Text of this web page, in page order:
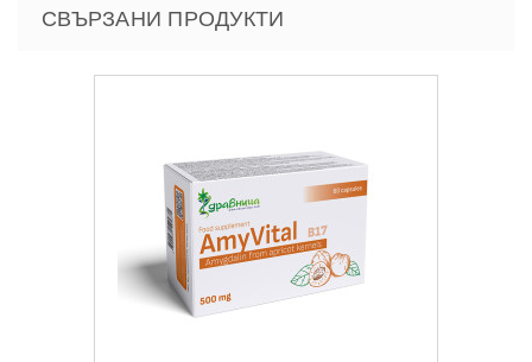
СВЪРЗАНИ ПРОДУКТИ